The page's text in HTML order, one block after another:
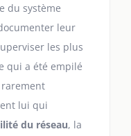
du système
leur
les plus
qui a été empilé
lui qui
du réseau, la